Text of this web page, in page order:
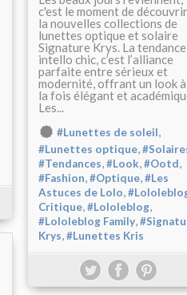
c'est le moment de découvrir
la nouvelles collections de
lunettes optique et solaire
Signature Krys. La tendance
intello chic, c’est l’alliance
parfaite entre sérieux et
modernité, offrant un look à
la fois élégant et
Les...
#Lunettes de soleil,
#Lunettes optique,
#Tendances,#Look,#Ootd,
#Fashion,#Optique,#Les
Astuces de Lolo,
Critique,#Lololeblog,
#Lololeblog Family,
Krys,#Lunettes Kris